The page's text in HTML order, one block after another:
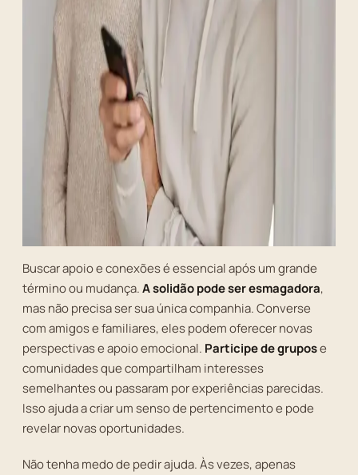
Buscar apoio e conexões é essencial após um grande
término ou mudança.A solidão pode ser esmagadora,
mas não precisa ser sua única companhia. Converse
com amigos e familiares, eles podem oferecer novas
perspectivas e apoio emocional. Participe de grupose
comunidades que compartilham interesses
semelhantes ou passaram por experiências parecidas.
Isso ajuda a criar um senso de pertencimento e pode
revelar novas oportunidades.
Não tenha medo de pedir ajuda. Às vezes, apenas